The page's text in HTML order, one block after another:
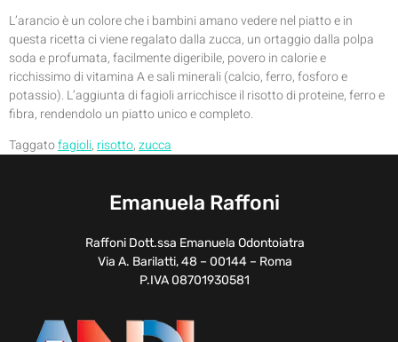
L’arancio è un colore che i bambini amano vedere nel piatto e in
questa ricetta ci viene regalato dalla zucca, un ortaggio dalla polpa
soda e profumata, facilmente digeribile, povero in calorie e
ricchissimo di vitamina A e sali minerali (calcio, ferro, fosforo e
potassio). L’aggiunta di fagioli arricchisce il risotto di proteine, ferro e
fibra, rendendolo un piatto unico e completo.
Taggatofagioli, risotto,zucca
Emanuela Raffoni
Raffoni Dott.ssa Emanuela Odontoiatra
Via A. Barilatti, 48 – 00144 – Roma
P.IVA 08701930581